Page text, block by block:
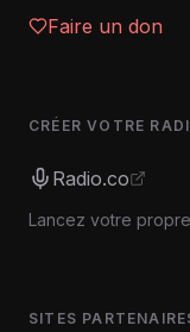
Faire un don
CRÉER VOTRE
Radio.co
Lancez votre
SITES